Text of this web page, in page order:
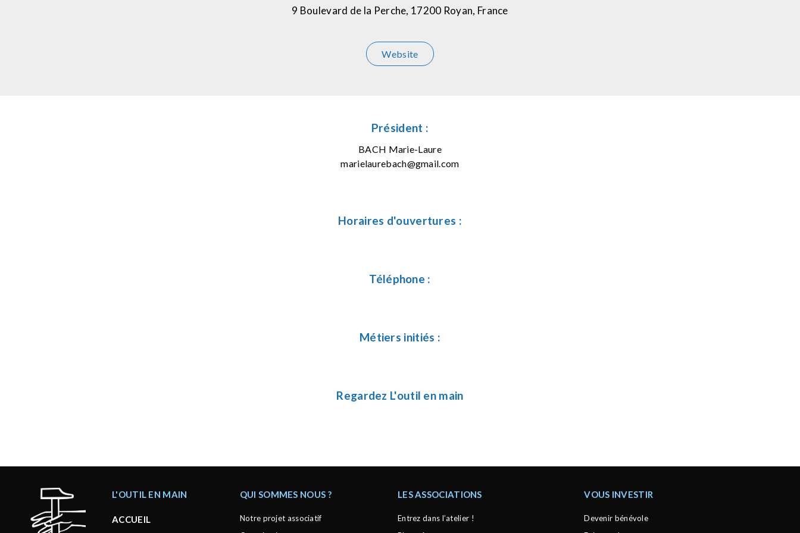
9 Boulevard de la Perche, 17200 Royan, France
Website
Président :
BACH Marie-Laure
marielaurebach@gmail.com
Horaires d'ouvertures :
Téléphone :
Métiers initiés :
Regardez L'outil en main
L'OUTIL EN MAIN
ACCUEIL
QUI SOMMES NOUS ?
Notre projet associatif
LES ASSOCIATIONS
Entrez dans l’atelier !
VOUS INVESTIR
Devenir bénévole